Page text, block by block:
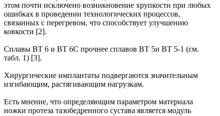
этом почти исключено возникновение хрупкости при любых
ошибках в проведении технологических процессов,
связанных с перегревом, что способствует улучшению
ковкости [2].
Сплавы ВТ 6 и ВТ 6С прочнее сплавов ВТ 5и ВТ 5-1 (см.
табл. 1) [3].
Хирургические имплантаты подвергаются значительным
изгибающим, растягивающим нагрузкам.
Есть мнение, что определяющим параметром материала
ножки протеза тазобедренного сустава является модуль